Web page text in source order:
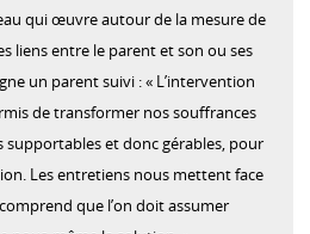
qui œuvre autour de la mesure de
liens entre le parent et son ou ses
un parent suivi : « L’intervention
de transformer nos souffrances
et donc gérables, pour
Les entretiens nous mettent face
que l’on doit assumer